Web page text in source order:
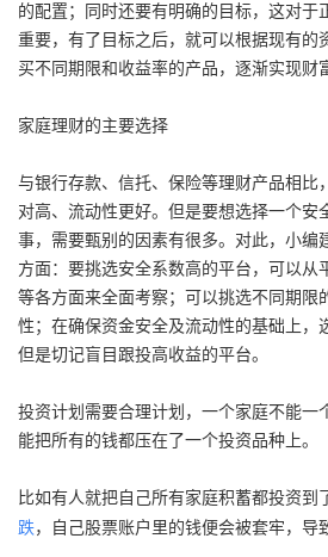
的配置；同时还要有明确的目标，这对于
重要，有了目标之后，就可以根据现有的
买不同期限和收益率的产品，逐渐实现财
家庭理财的主要选择
与银行存款、信托、保险等理财产品相比
对高、流动性更好。但是要想选择一个安
事，需要甄别的因素有很多。对此，小编
方面：要挑选安全系数高的平台，可以从
等各方面来全面考察；可以挑选不同期限
性；在确保资金安全及流动性的基础上，
但是切记盲目跟投高收益的平台。
投资计划需要合理计划，一个家庭不能一
能把所有的钱都压在了一个投资品种上。
比如有人就把自己所有家庭积蓄都投资到
跌，自己股票账户里的钱便会被套牢，导